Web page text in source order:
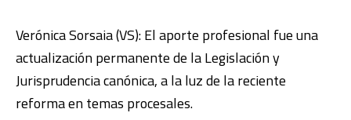
Verónica Sorsaia (VS): El aporte profesional fue una
actualización permanente de la Legislación y
Jurisprudencia canónica, a la luz de la reciente
reforma en temas procesales.